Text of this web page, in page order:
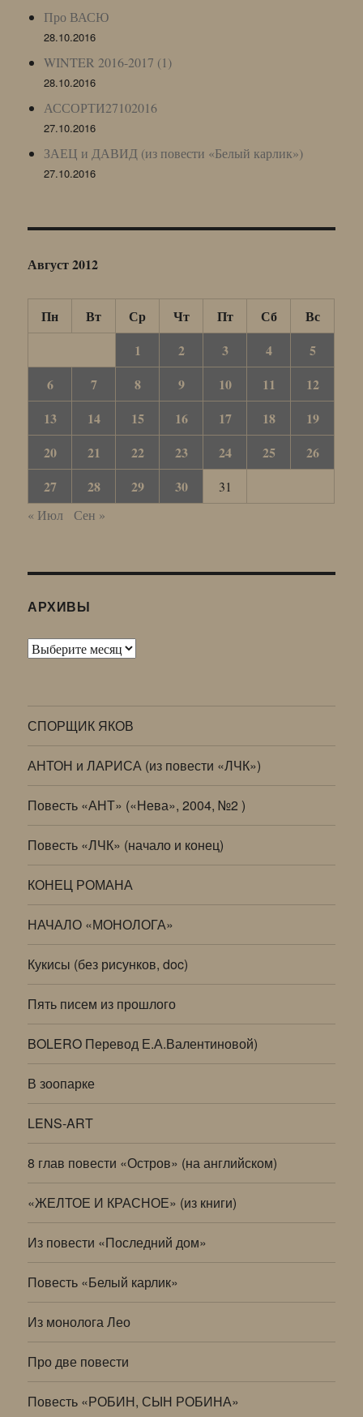
Про ВАСЮ
28.10.2016
WINTER 2016-2017 (1)
28.10.2016
АССОРТИ27102016
27.10.2016
ЗАЕЦ и ДАВИД (из повести «Белый карлик»)
27.10.2016
Август 2012
Пн Вт Ср Чт Пт Сб
Вс
1
2 3 4
5
6
7 8 9 10 11
12
13
14 15 16 17 18
19
20
21 22 23 24 25
26
27
28 29 30
31
« Июл
Сен »
АРХИВЫ
Архивы
СПОРЩИК ЯКОВ
АНТОН и ЛАРИСА (из повести «ЛЧК»)
Повесть «АНТ» («Нева», 2004, №2 )
Повесть «ЛЧК» (начало и конец)
КОНЕЦ РОМАНА
НАЧАЛО «МОНОЛОГА»
Кукисы (без рисунков, doc)
Пять писем из прошлого
BOLERO Перевод Е.А.Валентиновой)
В зоопарке
LENS-ART
8 глав повести «Остров» (на английском)
«ЖЕЛТОЕ И КРАСНОЕ» (из книги)
Из повести «Последний дом»
Повесть «Белый карлик»
Из монолога Лео
Про две повести
Повесть «РОБИН, СЫН РОБИНА»